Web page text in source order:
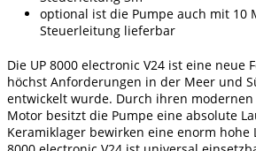
optional ist die Pumpe auch mit 10
Steuerleitung lieferbar
Die UP 8000 electronic V24 ist eine neue
höchst Anforderungen in der Meer und
entwickelt wurde. Durch ihren modernen
Motor besitzt die Pumpe eine absolute
Keramiklager bewirken eine enorm hohe